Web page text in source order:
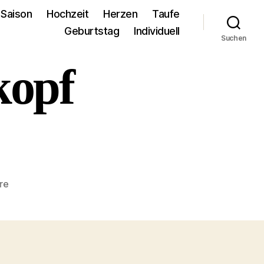
Saison Hochzeit Herzen
Taufe
Geburtstag
Individuell
Suchen
zu